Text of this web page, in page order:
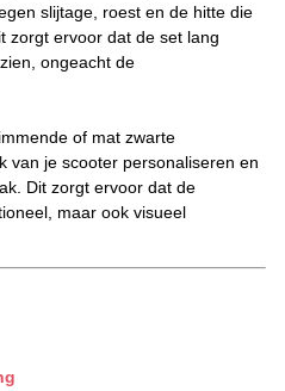
slijtage, roest en de hitte die
zorgt ervoor dat de set lang
ongeacht de
of mat zwarte
van je scooter personaliseren en
Dit zorgt ervoor dat de
maar ook visueel